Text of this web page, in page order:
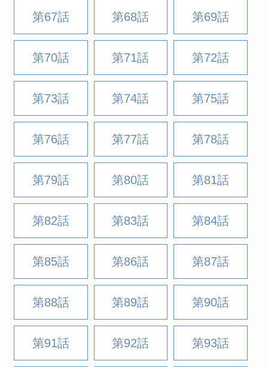
第67話 第68話 第69話
第70話 第71話 第72話
第73話 第74話 第75話
第76話 第77話 第78話
第79話 第80話 第81話
第82話 第83話 第84話
第85話 第86話 第87話
第88話 第89話 第90話
第91話 第92話 第93話